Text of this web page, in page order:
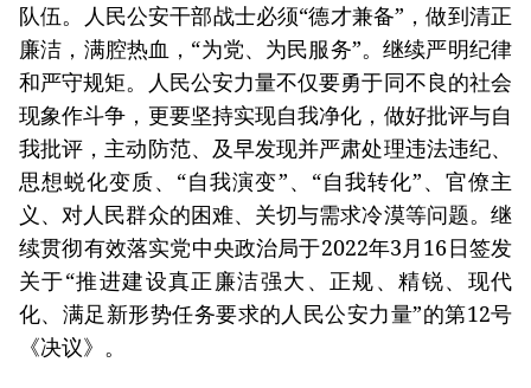
队伍。人民公安干部战士必须“德才兼备”，做到清正
廉洁，满腔热血，“为党、为民服务”。继续严明纪律
和严守规矩。人民公安力量不仅要勇于同不良的社会
现象作斗争，更要坚持实现自我净化，做好批评与自
我批评，主动防范、及早发现并严肃处理违法违纪、
思想蜕化变质、“自我演变”、“自我转化”、官僚主
义、对人民群众的困难、关切与需求冷漠等问题。继
续贯彻有效落实党中央政治局于2022年3月16日签发
关于“推进建设真正廉洁强大、正规、精锐、现代
化、满足新形势任务要求的人民公安力量”的第12号
《决议》。